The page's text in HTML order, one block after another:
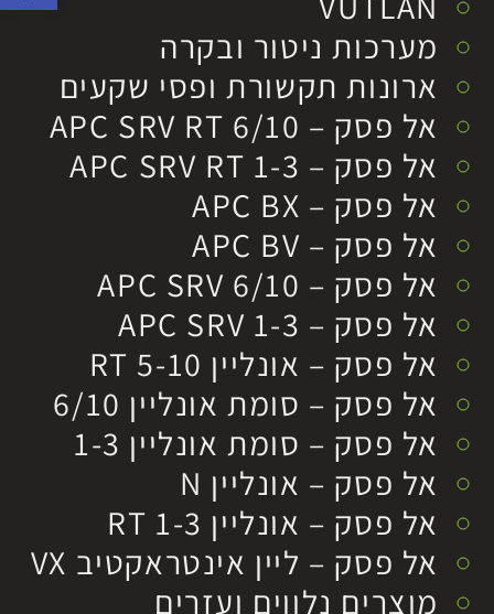
מערכות ניטור ובקרה
ארונות תקשורת ופסי שקעים
אל פסק – APC SRV RT 6/10
אל פסק – APC SRV RT 1-3
אל פסק – APC BX
אל פסק – APC BV
אל פסק – APC SRV 6/10
אל פסק – APC SRV 1-3
אל פסק – אונליין RT 5-10
אל פסק – סומת אונליין 6/10
אל פסק – סומת אונליין 1-3
אל פסק – אונליין N
אל פסק – אונליין RT 1-3
אל פסק – ליין אינטראקטיב VX
מוצרים נלווים ועזרים